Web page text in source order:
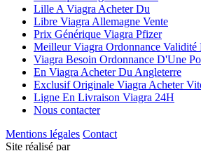
Lille A Viagra Acheter Du
Libre Viagra Allemagne Vente
Prix Générique Viagra Pfizer
Meilleur Viagra Ordonnance Validité
Viagra Besoin Ordonnance D'Une
En Viagra Acheter Du Angleterre
Exclusif Originale Viagra Acheter
Ligne En Livraison Viagra 24H
Nous contacter
Mentions légales Contact
Site réalisé par